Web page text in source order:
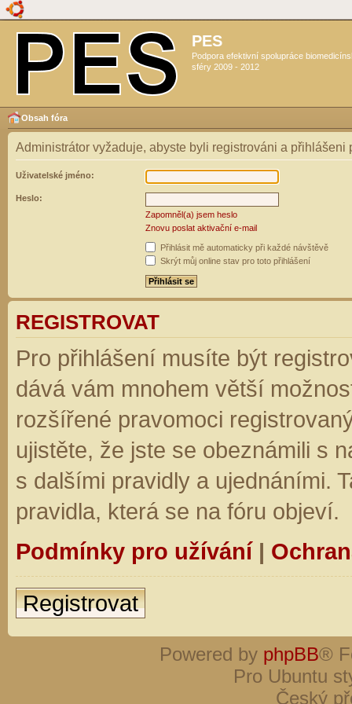
PES
Podpora efektivní spolupráce
sféry 2009 - 2012
Obsah fóra
Administrátor vyžaduje, abyste byli registrováni a přihlášeni
Uživatelské jméno:
Heslo:
Zapomněl(a) jsem heslo
Znovu poslat aktivační e-mail
Přihlásit mě automaticky při každé návštěvě
Skrýt můj online stav pro toto přihlášení
REGISTROVAT
Pro přihlášení musíte být
dává vám mnohem větší
rozšířené pravomoci
ujistěte, že jste se obeznámili s
s dalšími pravidly a ujednáními.
pravidla, která se na fóru objeví.
Podmínky pro užívání|
Registrovat
Powered by phpBB®
Pro Ubuntu
Český